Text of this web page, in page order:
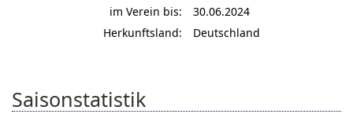
im Verein bis:
30.06.2024
Herkunftsland:
Deutschland
Saisonstatistik